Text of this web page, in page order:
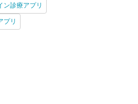
ン診療アプリ
プリ